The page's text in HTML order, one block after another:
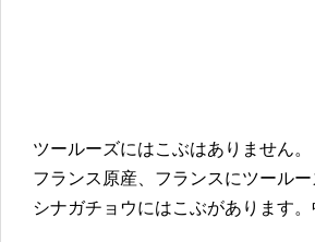
ツールーズにはこぶはありません。
フランス原産、フランスにツール
シナガチョウにはこぶがあります。